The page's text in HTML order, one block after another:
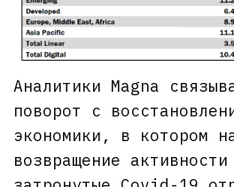
Аналитики Magna
поворот с
экономики, в котором
возвращение